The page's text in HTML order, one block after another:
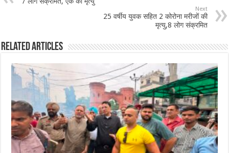
o
k
p
Next
25 वर्षीय युवक सहित 2 कोरोना मरीजों की
मृत्यु,8 लोग संक्रमित
Related Articles